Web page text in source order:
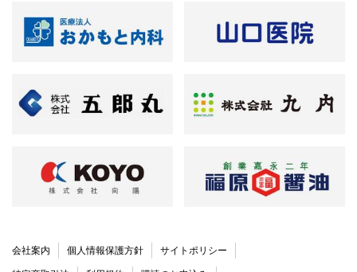
会社案内 個人情報保護方針 サイトポリシー